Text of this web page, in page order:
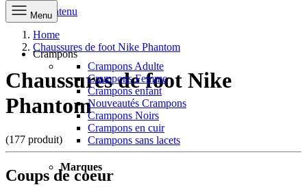
Aller au contenu
Menu
Crampons
Crampons Adulte
Crampons Femme
Crampons enfant
Nouveautés Crampons
Crampons Noirs
Crampons en cuir
Crampons sans lacets
Marques
Home
Chaussures de foot Nike Phantom
Chaussures de foot Nike
Phantom
(177 produit)
Coups de coeur